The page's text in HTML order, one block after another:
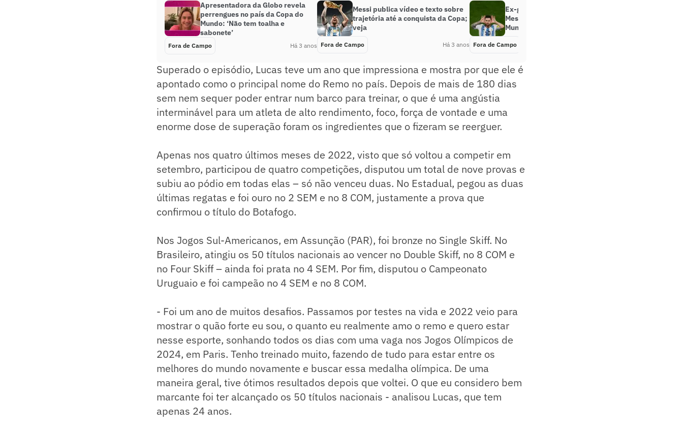
Apresentadora da Globo revela
perrengues no país da Copa do
Mundo: ‘Não tem toalha e
sabonete’
Fora de Campo Há 3 anos
Messi publica vídeo e texto sobre
trajetória até a conquista da Copa;
veja
Fora de Campo Há 3 anos
Ex-goleiro da Argentina critica
Messi após conquista da Copa do
Mundo
Fora de Campo
Superado o episódio, Lucas teve um ano que impressiona e mostra por que ele é
apontado como o principal nome do Remo no país. Depois de mais de 180 dias
sem nem sequer poder entrar num barco para treinar, o que é uma angústia
interminável para um atleta de alto rendimento, foco, força de vontade e uma
enorme dose de superação foram os ingredientes que o fizeram se reerguer.
Apenas nos quatro últimos meses de 2022, visto que só voltou a competir em
setembro, participou de quatro competições, disputou um total de nove provas e
subiu ao pódio em todas elas – só não venceu duas. No Estadual, pegou as duas
últimas regatas e foi ouro no 2 SEM e no 8 COM, justamente a prova que
confirmou o título do Botafogo.
Nos Jogos Sul-Americanos, em Assunção (PAR), foi bronze no Single Skiff. No
Brasileiro, atingiu os 50 títulos nacionais ao vencer no Double Skiff, no 8 COM e
no Four Skiff – ainda foi prata no 4 SEM. Por fim, disputou o Campeonato
Uruguaio e foi campeão no 4 SEM e no 8 COM.
- Foi um ano de muitos desafios. Passamos por testes na vida e 2022 veio para
mostrar o quão forte eu sou, o quanto eu realmente amo o remo e quero estar
nesse esporte, sonhando todos os dias com uma vaga nos Jogos Olímpicos de
2024, em Paris. Tenho treinado muito, fazendo de tudo para estar entre os
melhores do mundo novamente e buscar essa medalha olímpica. De uma
maneira geral, tive ótimos resultados depois que voltei. O que eu considero bem
marcante foi ter alcançado os 50 títulos nacionais - analisou Lucas, que tem
apenas 24 anos.